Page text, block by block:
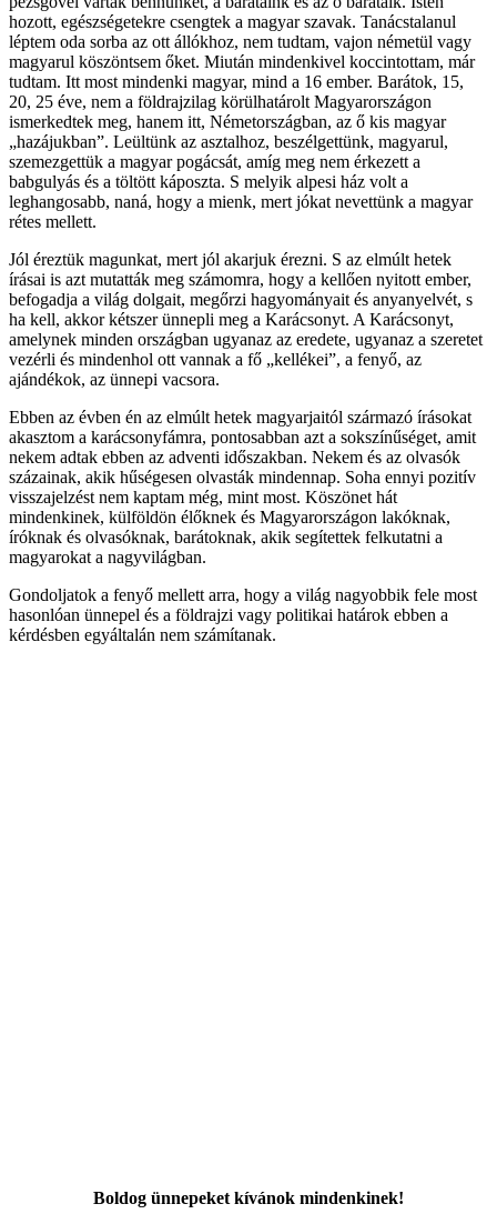
hozott, egészségetekre csengtek a magyar szavak. Tanácstalanul
léptem oda sorba az ott állókhoz, nem tudtam, vajon németül vagy
magyarul köszöntsem őket. Miután mindenkivel koccintottam, már
tudtam. Itt most mindenki magyar, mind a 16 ember. Barátok, 15,
20, 25 éve, nem a földrajzilag körülhatárolt Magyarországon
ismerkedtek meg, hanem itt, Németországban, az ő kis magyar
„hazájukban”. Leültünk az asztalhoz, beszélgettünk, magyarul,
szemezgettük a magyar pogácsát, amíg meg nem érkezett a
babgulyás és a töltött káposzta. S melyik alpesi ház volt a
leghangosabb, naná, hogy a mienk, mert jókat nevettünk a magyar
rétes mellett.
Jól éreztük magunkat, mert jól akarjuk érezni. S az elmúlt hetek
írásai is azt mutatták meg számomra, hogy a kellően nyitott ember,
befogadja a világ dolgait, megőrzi hagyományait és anyanyelvét, s
ha kell, akkor kétszer ünnepli meg a Karácsonyt. A Karácsonyt,
amelynek minden országban ugyanaz az eredete, ugyanaz a szeretet
vezérli és mindenhol ott vannak a fő „kellékei”, a fenyő, az
ajándékok, az ünnepi vacsora.
Ebben az évben én az elmúlt hetek magyarjaitól származó írásokat
akasztom a karácsonyfámra, pontosabban azt a sokszínűséget, amit
nekem adtak ebben az adventi időszakban. Nekem és az olvasók
százainak, akik hűségesen olvasták mindennap. Soha ennyi pozitív
visszajelzést nem kaptam még, mint most. Köszönet hát
mindenkinek, külföldön élőknek és Magyarországon lakóknak,
íróknak és olvasóknak, barátoknak, akik segítettek felkutatni a
magyarokat a nagyvilágban.
Gondoljatok a fenyő mellett arra, hogy a világ nagyobbik fele most
hasonlóan ünnepel és a földrajzi vagy politikai határok ebben a
kérdésben egyáltalán nem számítanak.
Boldog ünnepeket kívánok mindenkinek!